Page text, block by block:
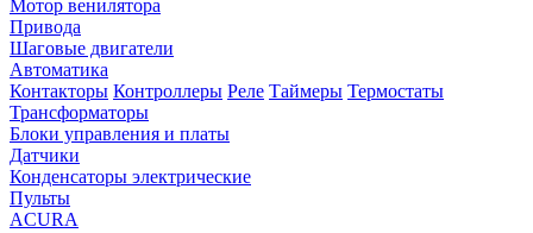
Мотор венилятора
Привода
Шаговые двигатели
Автоматика
Контакторы Контроллеры Реле Таймеры Термостаты
Трансформаторы
Блоки управления и платы
Датчики
Конденсаторы электрические
Пульты
ACURA